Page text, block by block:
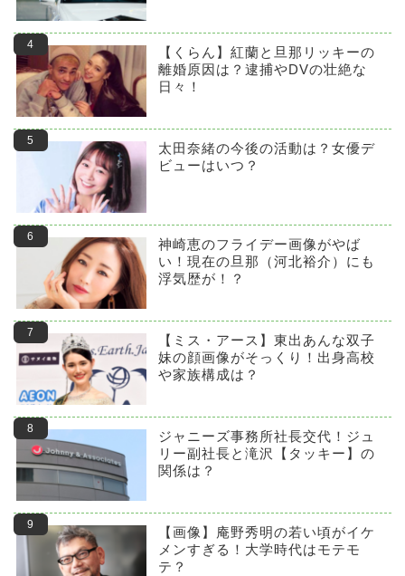
【くらん】紅蘭と旦那リッキーの
離婚原因は？逮捕やDVの壮絶な
日々！
太田奈緒の今後の活動は？女優デ
ビューはいつ？
神崎恵のフライデー画像がやば
い！現在の旦那（河北裕介）にも
浮気歴が！？
【ミス・アース】東出あんな双子
妹の顔画像がそっくり！出身高校
や家族構成は？
ジャニーズ事務所社長交代！ジュ
リー副社長と滝沢【タッキー】の
関係は？
【画像】庵野秀明の若い頃がイケ
メンすぎる！大学時代はモテモ
テ？